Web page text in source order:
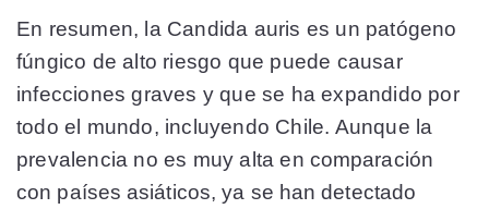
En resumen, la Candida auris es un patógeno
fúngico de alto riesgo que puede causar
infecciones graves y que se ha expandido por
todo el mundo, incluyendo Chile. Aunque la
prevalencia no es muy alta en comparación
con países asiáticos, ya se han detectado